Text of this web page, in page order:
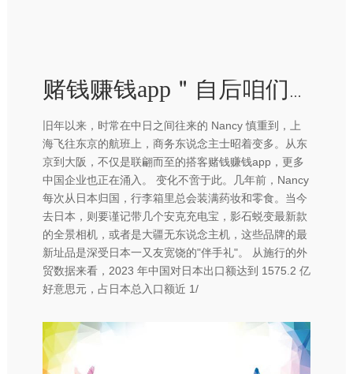
赌钱赚钱app＂自后咱们的预算抵制向日本歪斜-赢钱的游戏软件·(中国)官方网站
旧年以来，时常在中日之间往来的 Nancy 慎重到，上
海飞往东京的航班上，商务东说念主士昭着变多。从东
京到大阪，不仅是联翩而至的搭客赌钱赚钱app，更多
中国企业也正在涌入。 变化不啻于此。几年前，Nancy
每次从日本归国，行李箱里总会装满药妆和零食。当今
去日本，则要谨记带几个安克充电宝，影石蜕变最新款
的全景相机，或者是大疆无东说念主机，这些品牌的最
新址品是深受日本一又友宽饶的"伴手礼"。 从施行的外
贸数据来看，2023 年中国对日本出口额达到 1575.2 亿
好意思元，占日本总入口额近 1/